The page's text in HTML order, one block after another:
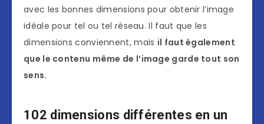
avec les bonnes dimensions pour obtenir l’image
idéale pour tel ou tel réseau. Il faut que les
dimensions conviennent, mais il faut également
que le contenu même de l’image garde tout son
sens.
102 dimensions différentes en un